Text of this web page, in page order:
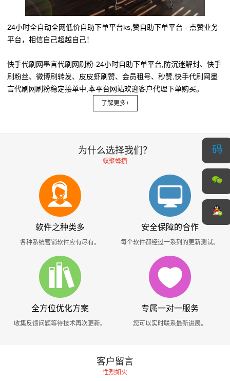
24小时全自动全网低价自助下单平台ks,赞自助下单平台 - 点赞业务
平台，相信自己超越自己！
快手代刷网墨言代刷网刷粉-24小时自助下单平台,防沉迷解封、快手
刷粉丝、微博刷转发、皮皮虾刷赞、会员租号、秒赞,快手代刷网墨
言代刷网刷粉稳定接单中,本平台网站欢迎客户代理下单购买。
了解更多+
为什么选择我们？
蚁聚蜂攒
软件之种类多
各种系统营销软件应有尽有。
安全保障的合作
每个软件都经过一系列的更新测试。
全方位优化方案
收集反馈问题等待技术再次更新。
专属一对一服务
您可以实时联系最新进展。
客户留言
性烈如火